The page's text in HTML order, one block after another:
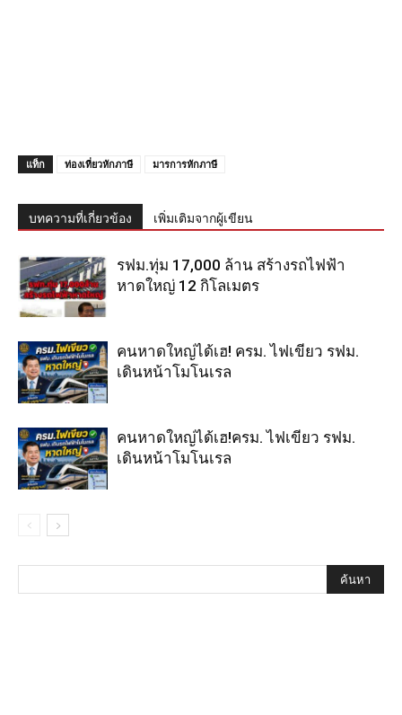
แท็ก ท่องเที่ยวหักภาษี มารการหักภาษี
บทความที่เกี่ยวข้อง เพิ่มเติมจากผู้เขียน
รฟม.ทุ่ม 17,000 ล้าน สร้างรถไฟฟ้า
หาดใหญ่ 12 กิโลเมตร
คนหาดใหญ่ได้เฮ! ครม. ไฟเขียว รฟม.
เดินหน้าโมโนเรล
คนหาดใหญ่ได้เฮ!ครม. ไฟเขียว รฟม.
เดินหน้าโมโนเรล